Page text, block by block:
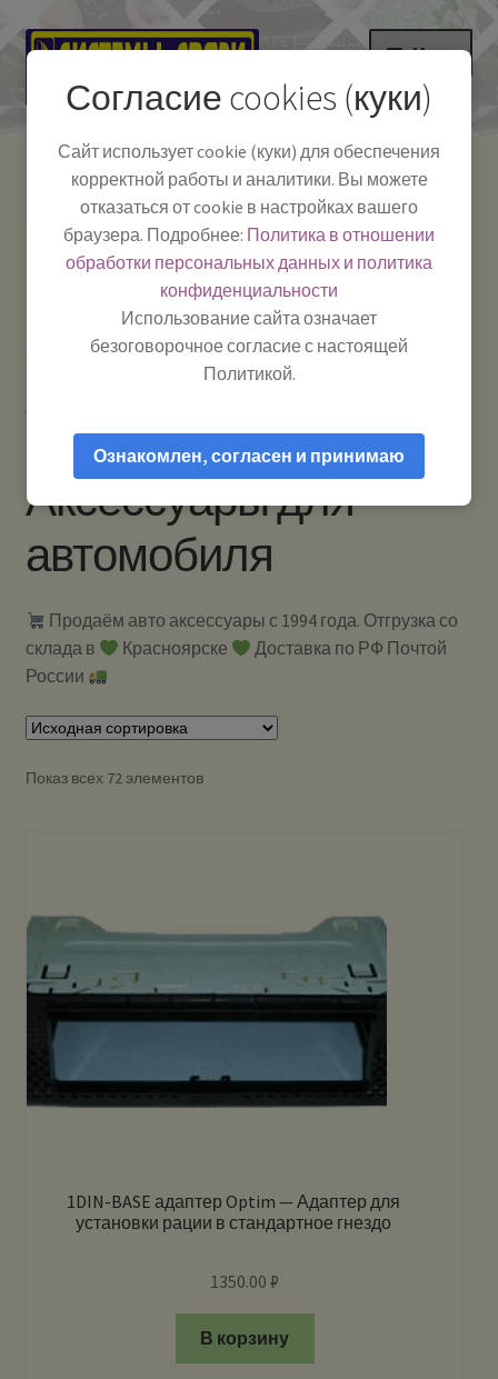
Перейти
навигации
Перейти
содержимому
Меню
Как пользоваться
Полезная информация
Мой аккаунт
Системы Связи:
г. Красноярск, ул.
Работаем:Пн-Пт:
10:00–18:00
-
Телефон:+7-
391-249-1040
Тел.|WA|Telegram:
+79029904090
Аксессуары для
автомобиля
Продаём авто аксессуары с 1994 года. Отгрузка со
склада в
Красноярске
Доставка по РФ Почтой
России
Показ всех 72 элементов
1DIN-BASE адаптер Optim — Адаптер для
установки рации в стандартное гнездо
1350.00₽
В корзину
Согласие cookies (куки)
Сайт использует cookie (куки) для обеспечения
корректной работы и аналитики. Вы можете
отказаться от cookie в настройках вашего
браузера. Подробнее: Политика в отношении
обработки персональных данных и политика
конфиденциальности
Использование сайта означает
безоговорочное согласие с настоящей
Политикой.
Ознакомлен, согласен и принимаю